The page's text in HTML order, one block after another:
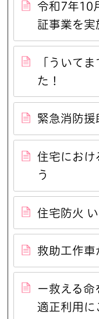
令和7年10
証事業を実
「ういて
た！
緊急消防援
住宅におけ
う
住宅防火
救助工作車
ー救える命
適正利用に